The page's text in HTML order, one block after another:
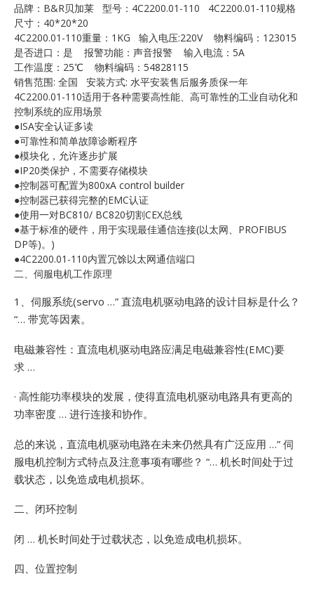
品牌：B&R贝加莱 型号：4C2200.01-110 4C2200.01-110规格
尺寸：40*20*20
4C2200.01-110重量：1KG 输入电压:220V 物料编码：123015
是否进口：是 报警功能：声音报警 输入电流：5A
工作温度：25℃ 物料编码：54828115
销售范围: 全国 安装方式: 水平安装售后服务质保一年
4C2200.01-110适用于各种需要高性能、高可靠性的工业自动化和
控制系统的应用场景
●ISA安全认证多读
●可靠性和简单故障诊断程序
●模块化，允许逐步扩展
●IP20类保护，不需要存储模块
●控制器可配置为800xA control builder
●控制器已获得完整的EMC认证
●使用一对BC810/ BC820切割CEX总线
●基于标准的硬件，用于实现最佳通信连接(以太网、PROFIBUS
DP等)。)
●4C2200.01-110内置冗馀以太网通信端口
二、伺服电机工作原理
1、伺服系统(servo …” 直流电机驱动电路的设计目标是什么？
“… 带宽等因素。
电磁兼容性：直流电机驱动电路应满足电磁兼容性(EMC)要
求 …
· 高性能功率模块的发展，使得直流电机驱动电路具有更高的
功率密度 … 进行连接和协作。
总的来说，直流电机驱动电路在未来仍然具有广泛应用 …” 伺
服电机控制方式特点及注意事项有哪些？ “… 机长时间处于过
载状态，以免造成电机损坏。
二、闭环控制
闭 … 机长时间处于过载状态，以免造成电机损坏。
四、位置控制